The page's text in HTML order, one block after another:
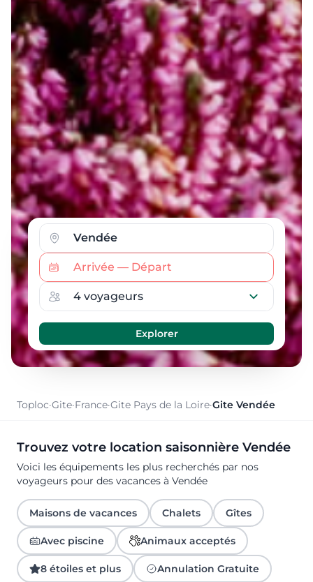
Toploc·Gite·France·Gite Pays de la Loire·Gite Vendée
Trouvez votre location saisonnière Vendée
Voici les équipements les plus recherchés par nos
voyageurs pour des vacances à Vendée
Maisons de vacances Chalets Gîtes
Avec piscine Animaux acceptés
8 étoiles et plus Annulation Gratuite